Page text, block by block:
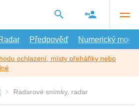
Předpověď Numerický model
ochlazení, místy přeháňky nebo
Radarové snímky, radar